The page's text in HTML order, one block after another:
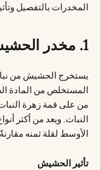
المخدرات بالتفصيل
1. مخدر الحشيش
يستخرج الحشيش من
المستخلص من المادة
من على قمة زهرة النبات
النبات. ويعد من أكثر
الأوسط لقلة ثمنه
تأثير الحشيش